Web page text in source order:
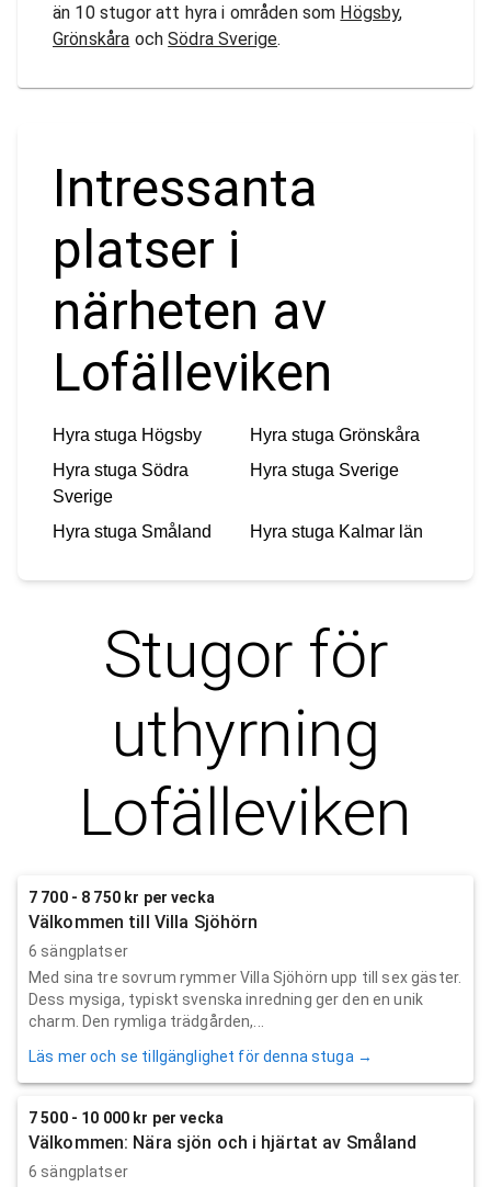
än 10 stugor att hyra i områden som Högsby,
Grönskåra ochSödra Sverige.
Intressanta
platser i
närheten av
Lofälleviken
Hyra stuga Högsby Hyra stuga Grönskåra
Hyra stuga Södra
Sverige
Hyra stuga Sverige
Hyra stuga Småland Hyra stuga Kalmar län
Stugor för
uthyrning
Lofälleviken
7 700 - 8 750 kr per vecka
Välkommen till Villa Sjöhörn
6 sängplatser
Med sina tre sovrum rymmer Villa Sjöhörn upp till sex gäster.
Dess mysiga, typiskt svenska inredning ger den en unik
charm. Den rymliga trädgården,...
Läs mer och se tillgänglighet för denna stuga →
7 500 - 10 000 kr per vecka
Välkommen: Nära sjön och i hjärtat av Småland
6 sängplatser